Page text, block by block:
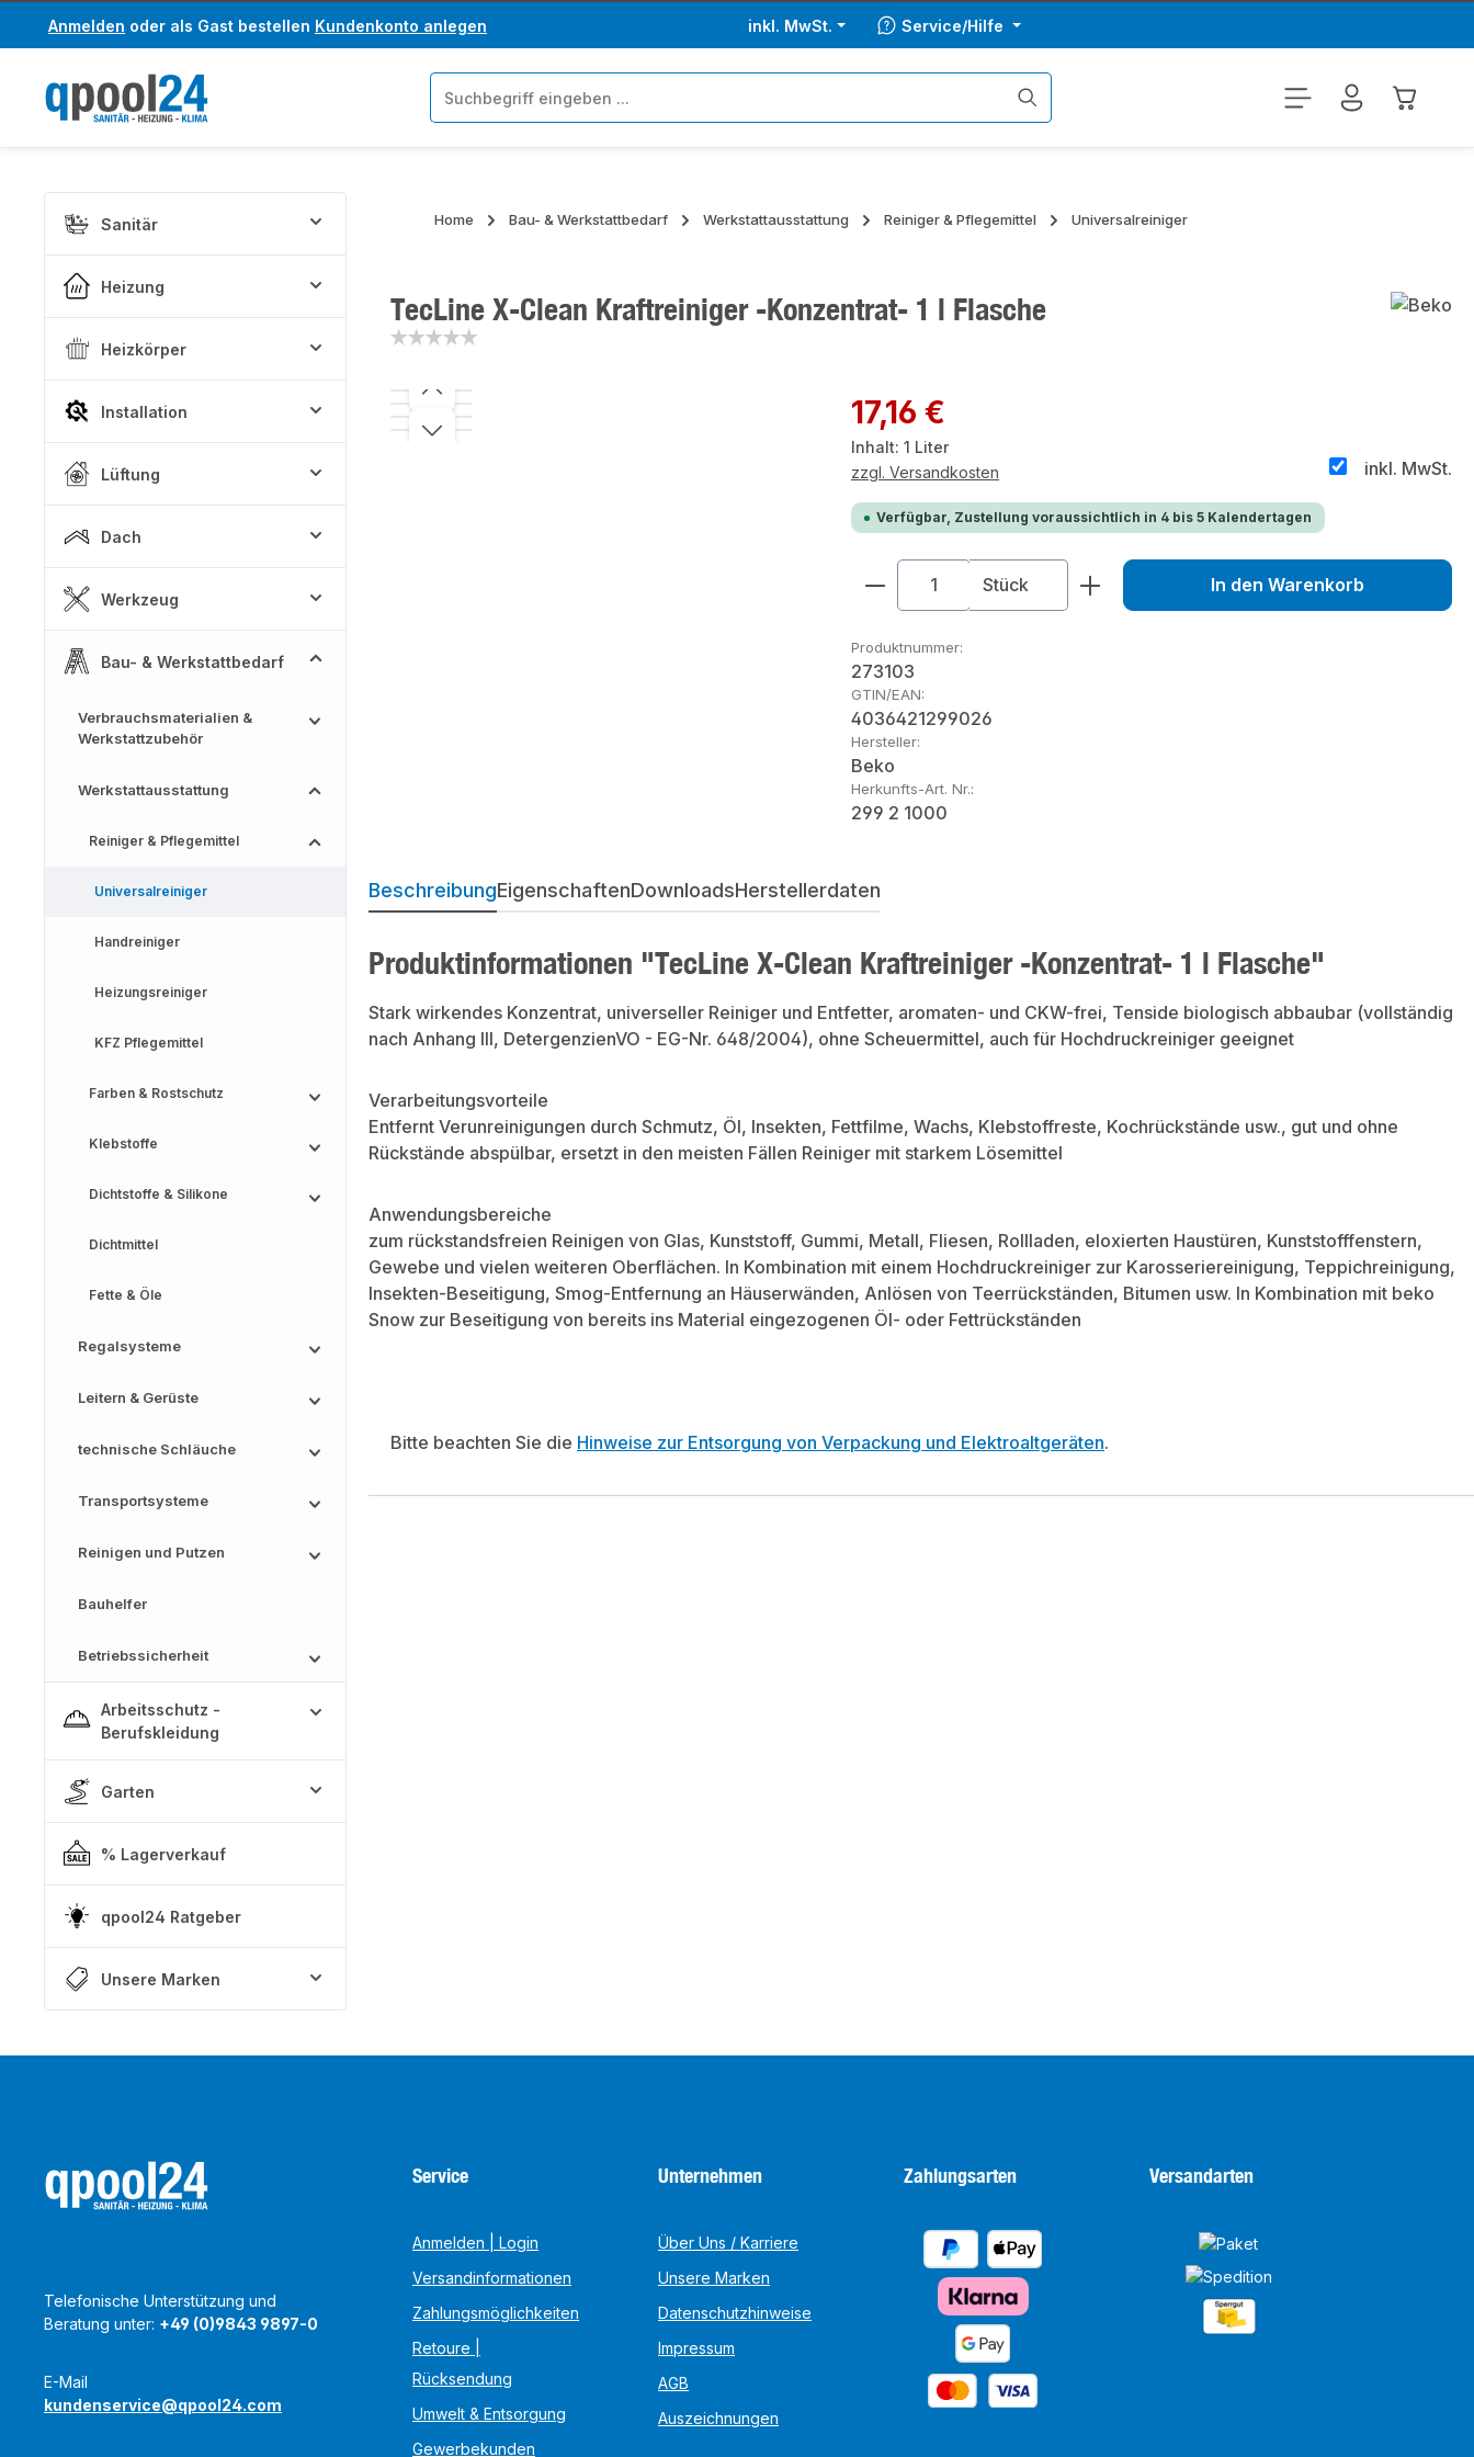
Hauptinhalt springen
Zur Suche springen
Anmelden oder als Gast bestellen Kundenkonto anlegen inkl. MwSt. Service/Hilfe
Sanitär
Heizung
Heizkörper
Installation
Lüftung
Dach
Werkzeug
Bau- & Werkstattbedarf
Verbrauchsmaterialien &
Werkstattzubehör
Werkstattausstattung
Reiniger & Pflegemittel
Universalreiniger
Handreiniger
Heizungsreiniger
KFZ Pflegemittel
Farben & Rostschutz
Klebstoffe
Dichtstoffe & Silikone
Dichtmittel
Fette & Öle
Regalsysteme
Leitern & Gerüste
technische Schläuche
Transportsysteme
Reinigen und Putzen
Bauhelfer
Betriebssicherheit
Arbeitsschutz -
Berufskleidung
Garten
% Lagerverkauf
qpool24 Ratgeber
Unsere Marken
Home Bau- & Werkstattbedarf Werkstattausstattung Reiniger & Pflegemittel Universalreiniger
TecLine X-Clean Kraftreiniger -Konzentrat- 1 l Flasche
Bildergalerie überspringen Regulärer Preis:
17,16 €
Inhalt: 1 Liter
inkl. MwSt.
zzgl. Versandkosten
Verfügbar, Zustellung voraussichtlich in 4 bis 5 Kalendertagen
Produkt Anzahl: Gib den gewünschten Wert
Stück In den Warenkorb
Produktnummer:
273103
GTIN/EAN:
4036421299026
Hersteller:
Beko
Herkunfts-Art. Nr.:
299 2 1000
BeschreibungEigenschaftenDownloadsHerstellerdaten
Produktinformationen "TecLine X-Clean Kraftreiniger -Konzentrat- 1 l Flasche"
Stark wirkendes Konzentrat, universeller Reiniger und Entfetter, aromaten- und CKW-frei, Tenside biologisch abbaubar (vollständig
nach Anhang III, DetergenzienVO - EG-Nr. 648/2004), ohne Scheuermittel, auch für Hochdruckreiniger geeignet
Verarbeitungsvorteile
Entfernt Verunreinigungen durch Schmutz, Öl, Insekten, Fettfilme, Wachs, Klebstoffreste, Kochrückstände usw., gut und ohne
Rückstände abspülbar, ersetzt in den meisten Fällen Reiniger mit starkem Lösemittel
Anwendungsbereiche
zum rückstandsfreien Reinigen von Glas, Kunststoff, Gummi, Metall, Fliesen, Rollladen, eloxierten Haustüren, Kunststofffenstern,
Gewebe und vielen weiteren Oberflächen. In Kombination mit einem Hochdruckreiniger zur Karosseriereinigung, Teppichreinigung,
Insekten-Beseitigung, Smog-Entfernung an Häuserwänden, Anlösen von Teerrückständen, Bitumen usw. In Kombination mit beko
Snow zur Beseitigung von bereits ins Material eingezogenen Öl- oder Fettrückständen
Bitte beachten Sie die Hinweise zur Entsorgung von Verpackung und Elektroaltgeräten.
Telefonische Unterstützung und
Beratung unter: +49 (0)9843 9897-0
E-Mail
kundenservice@qpool24.com
Service
Anmelden | Login
Versandinformationen
Zahlungsmöglichkeiten
Retoure |
Rücksendung
Umwelt & Entsorgung
Gewerbekunden
Unternehmen
Über Uns / Karriere
Unsere Marken
Datenschutzhinweise
Impressum
AGB
Auszeichnungen
Zahlungsarten Versandarten